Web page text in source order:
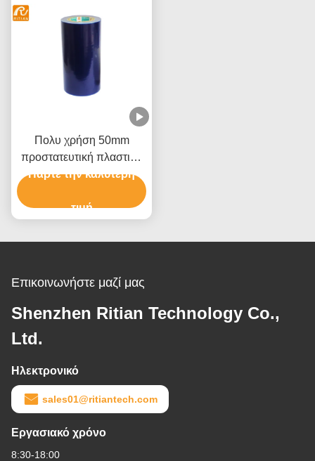
Πολυ χρήση 50mm
προστατευτική πλαστική
ταινία για το τύλιγμα
Πάρτε την καλύτερη
τιμή
Επικοινωνήστε μαζί μας
Shenzhen Ritian Technology Co.,
Ltd.
Ηλεκτρονικό
sales01@ritiantech.com
Εργασιακό χρόνο
8:30-18:00